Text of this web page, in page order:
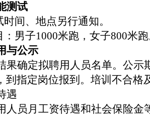
测试
间、地点另行通知。
男子1000米跑， 女子800米跑
与公示
果确定拟聘用人员名单。公示
到指定岗位报到。培训不合
遇
人员月工资待遇和社会保险